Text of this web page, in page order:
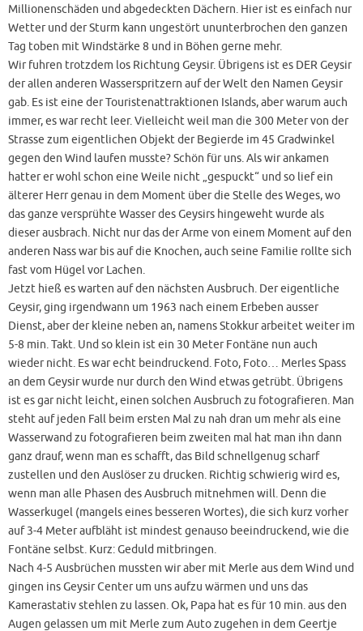
Millionenschäden und abgedeckten Dächern. Hier ist es einfach nur
Wetter und der Sturm kann ungestört ununterbrochen den ganzen
Tag toben mit Windstärke 8 und in Böhen gerne mehr.
Wir fuhren trotzdem los Richtung Geysir. Übrigens ist es DER Geysir
der allen anderen Wasserspritzern auf der Welt den Namen Geysir
gab. Es ist eine der Touristenattraktionen Islands, aber warum auch
immer, es war recht leer. Vielleicht weil man die 300 Meter von der
Strasse zum eigentlichen Objekt der Begierde im 45 Gradwinkel
gegen den Wind laufen musste? Schön für uns. Als wir ankamen
hatter er wohl schon eine Weile nicht „gespuckt“ und so lief ein
älterer Herr genau in dem Moment über die Stelle des Weges, wo
das ganze versprühte Wasser des Geysirs hingeweht wurde als
dieser ausbrach. Nicht nur das der Arme von einem Moment auf den
anderen Nass war bis auf die Knochen, auch seine Familie rollte sich
fast vom Hügel vor Lachen.
Jetzt hieß es warten auf den nächsten Ausbruch. Der eigentliche
Geysir, ging irgendwann um 1963 nach einem Erbeben ausser
Dienst, aber der kleine neben an, namens Stokkur arbeitet weiter im
5-8 min. Takt. Und so klein ist ein 30 Meter Fontäne nun auch
wieder nicht. Es war echt beindruckend. Foto, Foto… Merles Spass
an dem Geysir wurde nur durch den Wind etwas getrübt. Übrigens
ist es gar nicht leicht, einen solchen Ausbruch zu fotografieren. Man
steht auf jeden Fall beim ersten Mal zu nah dran um mehr als eine
Wasserwand zu fotografieren beim zweiten mal hat man ihn dann
ganz drauf, wenn man es schafft, das Bild schnellgenug scharf
zustellen und den Auslöser zu drucken. Richtig schwierig wird es,
wenn man alle Phasen des Ausbruch mitnehmen will. Denn die
Wasserkugel (mangels eines besseren Wortes), die sich kurz vorher
auf 3-4 Meter aufbläht ist mindest genauso beeindruckend, wie die
Fontäne selbst. Kurz: Geduld mitbringen.
Nach 4-5 Ausbrüchen mussten wir aber mit Merle aus dem Wind und
gingen ins Geysir Center um uns aufzu wärmen und uns das
Kamerastativ stehlen zu lassen. Ok, Papa hat es für 10 min. aus den
Augen gelassen um mit Merle zum Auto zugehen in dem Geertje